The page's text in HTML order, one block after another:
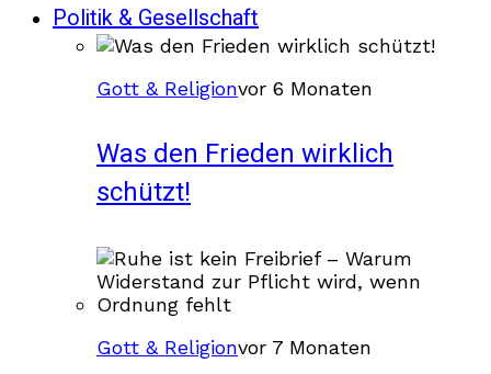
Politik & Gesellschaft
Gott & Religionvor 6 Monaten
Was den Frieden wirklich
schützt!
Gott & Religionvor 7 Monaten